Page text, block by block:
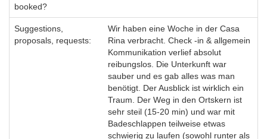
booked?
Suggestions,
proposals, requests:
Wir haben eine Woche in der Casa
Rina verbracht. Check -in & allgemein
Kommunikation verlief absolut
reibungslos. Die Unterkunft war
sauber und es gab alles was man
benötigt. Der Ausblick ist wirklich ein
Traum. Der Weg in den Ortskern ist
sehr steil (15-20 min) und war mit
Badeschlappen teilweise etwas
schwierig zu laufen (sowohl runter als